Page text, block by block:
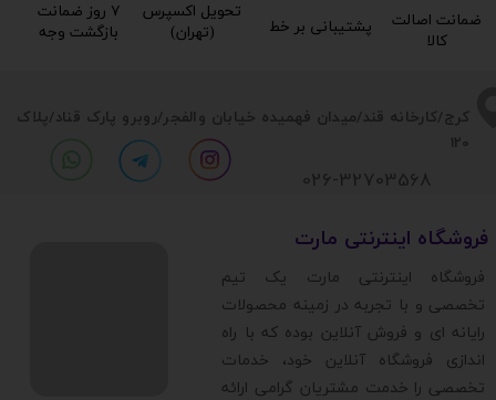
​​کرج/کارخانه قند/میدان فهمیده خیابان والفجر/روبرو پارک قناد/پلاک
120
​فروشگاه اینترنتی مارت
​فروشگاه اینترنتی مارت یک تیم
تخصصی و با تجربه در زمینه محصولات
رایانه ای و فروش آنلاین بوده که با راه
اندازی فروشگاه آنلاین خود، خدمات
تخصصی را خدمت مشتریان گرامی ارائه
026-32703568
۷ روز ضمانت
بازگشت وجه​​​​​​​
تحویل اکسپرس
(تهران)​​​​​​​
پشتیبانی بر خط​​​​​​​
ضمانت اصالت
کالا​​​​​​​